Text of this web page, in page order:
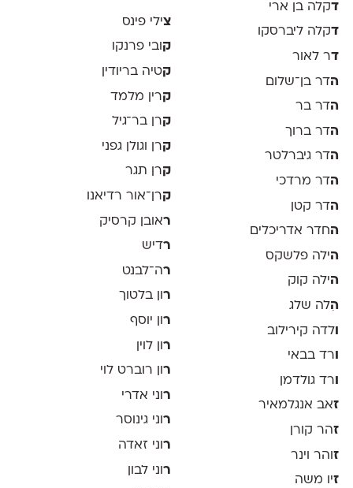
דקלה בן ארי
דקלה ליברסקו
דר לאור
הדר בן־שלום
הדר בר
הדר ברוך
הדר גיברלטר
הדר מרדכי
הדר קטן
החדר אדריכלים
הילה פלשקס
הילה קוק
הִלה שלג
ולדה קירילוב
רד בבאי
רד גולדמן
זאב אנגלמאיר
זהר קורן
זוהר וינר
זיו משה
צילי פינס
קובי פרנקו
קטיה בריודין
קרין מלמד
קרן בר־גיל
קרן וגולן גפני
קרן תגר
קרן־אור רדיאנו
ראובן קרסיק
רדיש
רה־לבנט
רון בלטוך
ר ון יוסף
רון לוין
ר ון רוברט לוי
ר וני אדרי
רוני גינוסר
ר וני זאדה
רוני לבון